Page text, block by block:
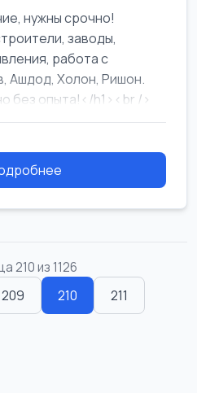
нужны срочно!
заводы,
работа с
Ашдод, Холон, Ришон.
без опыта!</h1><br />
210 из 1126
209 210 211